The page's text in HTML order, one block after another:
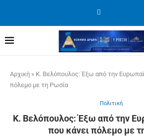
Αρχική » Κ. Βελόπουλος: Έξω από την
πόλεμο με τη Ρωσία
Πολιτική
Κ. Βελόπουλος: Έξω από την
που κάνει πόλεμο με